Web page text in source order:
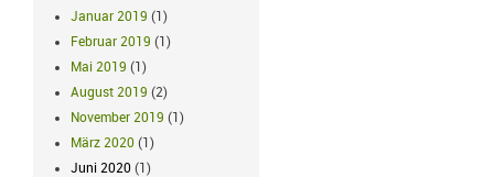
Januar 2019 (1)
Februar 2019 (1)
Mai 2019 (1)
August 2019 (2)
November 2019 (1)
März 2020 (1)
Juni 2020 (1)